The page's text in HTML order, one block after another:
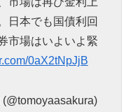
日本でも国債利回
市場はいよいよ緊
0aX2tNpJjB